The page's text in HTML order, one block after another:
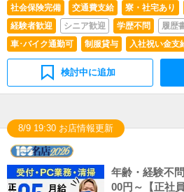
社会保険完備
交通費支給 寮・社宅あり
経験者歓迎
シニア歓迎 学歴不問 履歴
車･バイク通勤可
制服貸与 入社祝い金支
検討中に追加
8/9 19:30 お店情報更新
年齢・経験不
00円～【正社